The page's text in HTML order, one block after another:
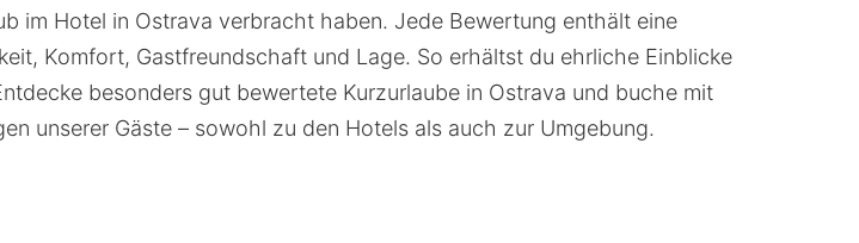
im Hotel in Ostrava verbracht haben. Jede Bewertung enthält eine
Komfort, Gastfreundschaft und Lage. So erhältst du ehrliche Einblicke
besonders gut bewertete Kurzurlaube in Ostrava und buche mit
unserer Gäste – sowohl zu den Hotels als auch zur Umgebung.